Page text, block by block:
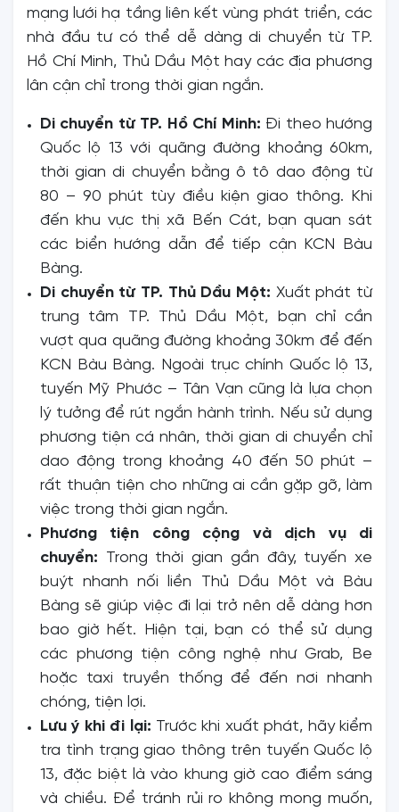
mạng lưới hạ tầng liên kết vùng phát triển, các
nhà đầu tư có thể dễ dàng di chuyển từ TP.
Hồ Chí Minh, Thủ Dầu Một hay các địa phương
lân cận chỉ trong thời gian ngắn.
Di chuyển từ TP. Hồ Chí Minh: Đi theo hướng
Quốc lộ 13 với quãng đường khoảng 60km,
thời gian di chuyển bằng ô tô dao động từ
80 – 90 phút tùy điều kiện giao thông. Khi
đến khu vực thị xã Bến Cát, bạn quan sát
các biển hướng dẫn để tiếp cận KCN Bàu
Bàng.
Di chuyển từ TP. Thủ Dầu Một: Xuất phát từ
trung tâm TP. Thủ Dầu Một, bạn chỉ cần
vượt qua quãng đường khoảng 30km để đến
KCN Bàu Bàng. Ngoài trục chính Quốc lộ 13,
tuyến Mỹ Phước – Tân Vạn cũng là lựa chọn
lý tưởng để rút ngắn hành trình. Nếu sử dụng
phương tiện cá nhân, thời gian di chuyển chỉ
dao động trong khoảng 40 đến 50 phút –
rất thuận tiện cho những ai cần gặp gỡ, làm
việc trong thời gian ngắn.
Phương tiện công cộng và dịch vụ di
chuyển: Trong thời gian gần đây, tuyến xe
buýt nhanh nối liền Thủ Dầu Một và Bàu
Bàng sẽ giúp việc đi lại trở nên dễ dàng hơn
bao giờ hết. Hiện tại, bạn có thể sử dụng
các phương tiện công nghệ như Grab, Be
hoặc taxi truyền thống để đến nơi nhanh
chóng, tiện lợi.
Lưu ý khi đi lại: Trước khi xuất phát, hãy kiểm
tra tình trạng giao thông trên tuyến Quốc lộ
13, đặc biệt là vào khung giờ cao điểm sáng
và chiều. Để tránh rủi ro không mong muốn,